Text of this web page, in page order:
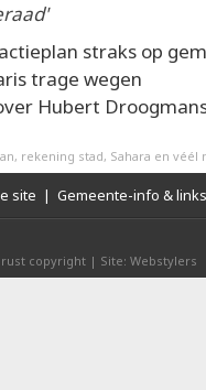
straks op
trage wegen
Hubert
rekening stad, Sahara en véél
site | Gemeente-info & links
rust copyright | Site: Webstylers